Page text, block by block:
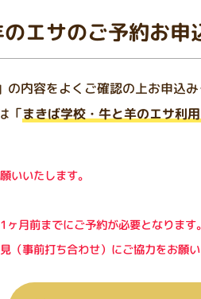
エサのご予約お申
」の内容をよくご確認の上お申込み
「まきば学校・牛と羊のエサ利用
いいたします。
月前までにご予約が必要となります。
（事前打ち合わせ）にご協力をお願い